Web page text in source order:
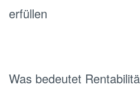
erfüllen
Was bedeutet